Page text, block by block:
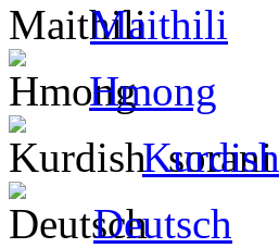
Maithili
Hmong
Kurdish
Deutsch